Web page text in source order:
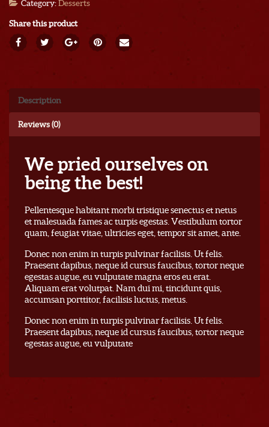
Category:Desserts
Share this product
Description
Reviews (0)
We pried ourselves on
being the best!
Pellentesque habitant morbi tristique senectus et netus
et malesuada fames ac turpis egestas. Vestibulum tortor
quam, feugiat vitae, ultricies eget, tempor sit amet, ante.
Donec non enim in turpis pulvinar facilisis. Ut felis.
Praesent dapibus, neque id cursus faucibus, tortor neque
egestas augue, eu vulputate magna eros eu erat.
Aliquam erat volutpat. Nam dui mi, tincidunt quis,
accumsan porttitor, facilisis luctus, metus.
Donec non enim in turpis pulvinar facilisis. Ut felis.
Praesent dapibus, neque id cursus faucibus, tortor neque
egestas augue, eu vulputate